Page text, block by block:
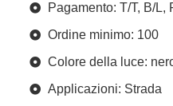
Pagamento: T/T, B/L,
Ordine minimo: 100
Colore della luce:
Applicazioni: Strada